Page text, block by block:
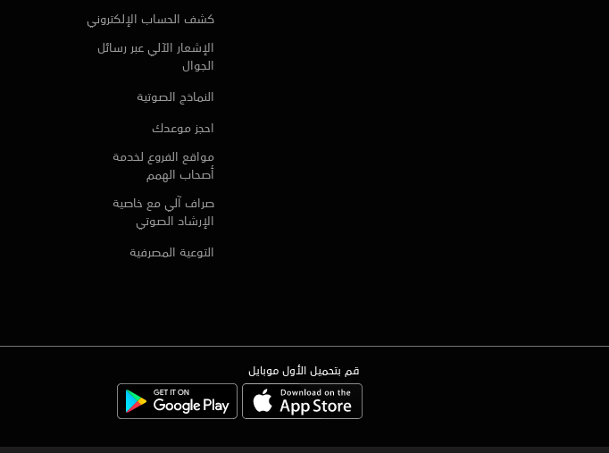
كشف الحساب الإلكتروني
الإشعار الآلي عبر رسائل
الجوال
النماذج الصوتية
احجز موعدك
مواقع الفروع لخدمة
أصحاب الهمم
صراف آلي مع خاصية
الإرشاد الصوتي
التوعية المصرفية
قم بتحميل الأول موبايل